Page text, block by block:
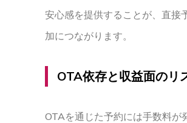
安心感を提供することが、直接
加につながります。
OTA依存と収益面のリ
OTAを通じた予約には手数料が